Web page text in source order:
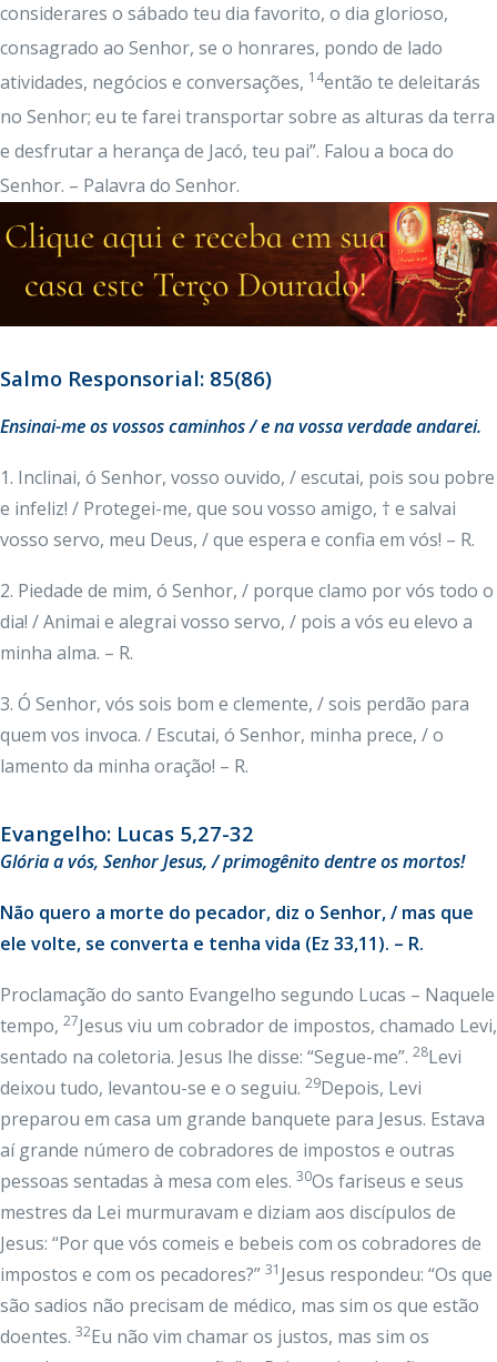
considerares o sábado teu dia favorito, o dia glorioso,
consagrado ao Senhor, se o honrares, pondo de lado
atividades, negócios e conversações, 14então te deleitarás
no Senhor; eu te farei transportar sobre as alturas da terra
e desfrutar a herança de Jacó, teu pai”. Falou a boca do
Senhor. – Palavra do Senhor.
Salmo Responsorial: 85(86)
Ensinai-me os vossos caminhos / e na vossa verdade andarei.
1. Inclinai, ó Senhor, vosso ouvido, / escutai, pois sou pobre
e infeliz! / Protegei-me, que sou vosso amigo, † e salvai
vosso servo, meu Deus, / que espera e confia em vós! – R.
2. Piedade de mim, ó Senhor, / porque clamo por vós todo o
dia! / Animai e alegrai vosso servo, / pois a vós eu elevo a
minha alma. – R.
3. Ó Senhor, vós sois bom e clemente, / sois perdão para
quem vos invoca. / Escutai, ó Senhor, minha prece, / o
lamento da minha oração! – R.
Evangelho: Lucas 5,27-32
Glória a vós, Senhor Jesus, / primogênito dentre os mortos!
Não quero a morte do pecador, diz o Senhor, / mas que
ele volte, se converta e tenha vida (Ez 33,11). – R.
Proclamação do santo Evangelho segundo Lucas – Naquele
tempo, 27Jesus viu um cobrador de impostos, chamado Levi,
sentado na coletoria. Jesus lhe disse: “Segue-me”. 28Levi
deixou tudo, levantou-se e o seguiu. 29Depois, Levi
preparou em casa um grande banquete para Jesus. Estava
aí grande número de cobradores de impostos e outras
pessoas sentadas à mesa com eles. 30Os fariseus e seus
mestres da Lei murmuravam e diziam aos discípulos de
Jesus: “Por que vós comeis e bebeis com os cobradores de
impostos e com os pecadores?” 31 Jesus respondeu: “Os que
são sadios não precisam de médico, mas sim os que estão
doentes. 32Eu não vim chamar os justos, mas sim os